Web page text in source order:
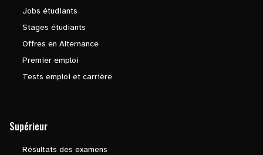
Jobs étudiants
Stages étudiants
Offres en Alternance
Premier emploi
Tests emploi et carrière
Supérieur
Résultats des examens